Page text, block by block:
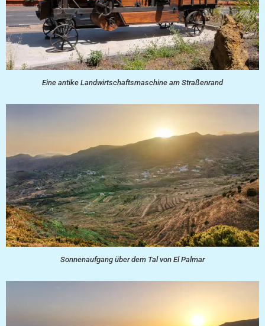
Eine antike Landwirtschaftsmaschine am Straßenrand
Sonnenaufgang über dem Tal von El Palmar